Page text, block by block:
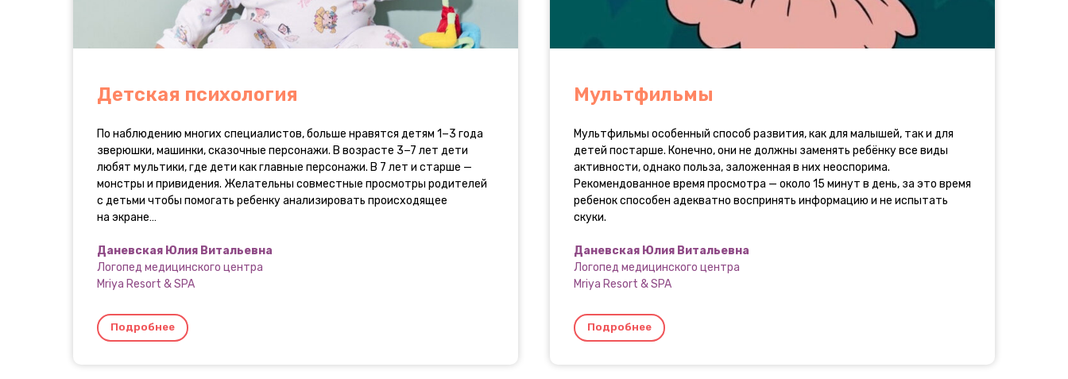
Детская психология
По наблюдению многих специалистов, больше нравятся детям 1−3 года
зверюшки, машинки, сказочные персонажи. В возрасте 3−7 лет дети
любят мультики, где дети как главные персонажи. В 7 лет и старше —
монстры и привидения. Желательны совместные просмотры родителей
с детьми чтобы помогать ребенку анализировать происходящее
на экране…
Даневская Юлия Витальевна
Логопед медицинского центра
Mriya Resort & SPA
Подробнее
Мультфильмы
Мультфильмы особенный способ развития, как для малышей, так и для
детей постарше. Конечно, они не должны заменять ребёнку все виды
активности, однако польза, заложенная в них неоспорима.
Рекомендованное время просмотра — около 15 минут в день, за это время
ребенок способен адекватно воспринять информацию и не испытать
скуки.
Даневская Юлия Витальевна
Логопед медицинского центра
Mriya Resort & SPA
Подробнее